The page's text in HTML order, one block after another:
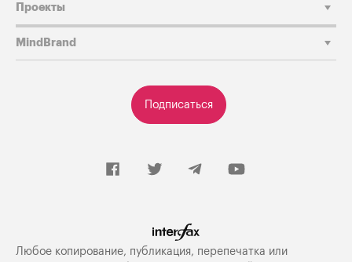
Подписаться
Проекты
MindBrand
Любое копирование, публикация, перепечатка или